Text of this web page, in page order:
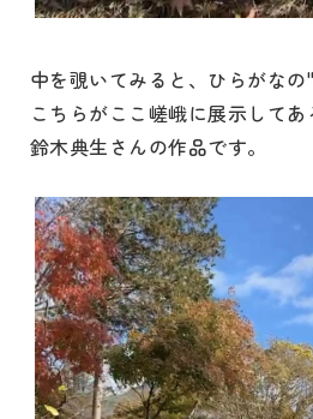
中を覗いてみると、ひらがな
こちらがここ嵯峨に展示してあ
鈴木典生さんの作品です。